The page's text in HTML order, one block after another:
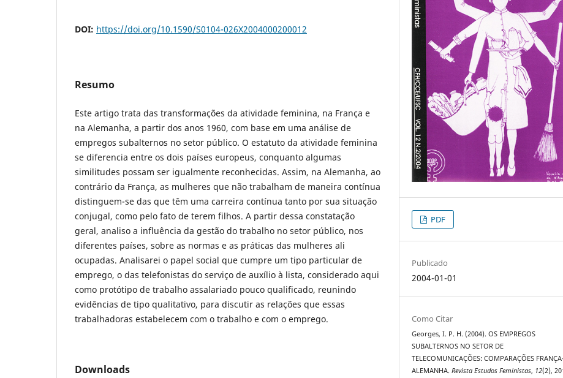
DOI: https://doi.org/10.1590/S0104-026X2004000200012
Resumo
Este artigo trata das transformações da atividade feminina, na França e
na Alemanha, a partir dos anos 1960, com base em uma análise de
empregos subalternos no setor público. O estatuto da atividade feminina
se diferencia entre os dois países europeus, conquanto algumas
similitudes possam ser igualmente reconhecidas. Assim, na Alemanha, ao
contrário da França, as mulheres que não trabalham de maneira contínua
distinguem-se das que têm uma carreira contínua tanto por sua situação
conjugal, como pelo fato de terem filhos. A partir dessa constatação
geral, analiso a influência da gestão do trabalho no setor público, nos
diferentes países, sobre as normas e as práticas das mulheres ali
ocupadas. Analisarei o papel social que cumpre um tipo particular de
emprego, o das telefonistas do serviço de auxílio à lista, considerado aqui
como protótipo de trabalho assalariado pouco qualificado, reunindo
evidências de tipo qualitativo, para discutir as relações que essas
trabalhadoras estabelecem com o trabalho e com o emprego.
Downloads
PDF
Publicado
2004-01-01
Como Citar
Georges, I. P. H. (2004). OS EMPREGOS
SUBALTERNOS NO SETOR DE
TELECOMUNICAÇÕES: COMPARAÇÕES
ALEMANHA.Revista Estudos Feministas, 12(2),